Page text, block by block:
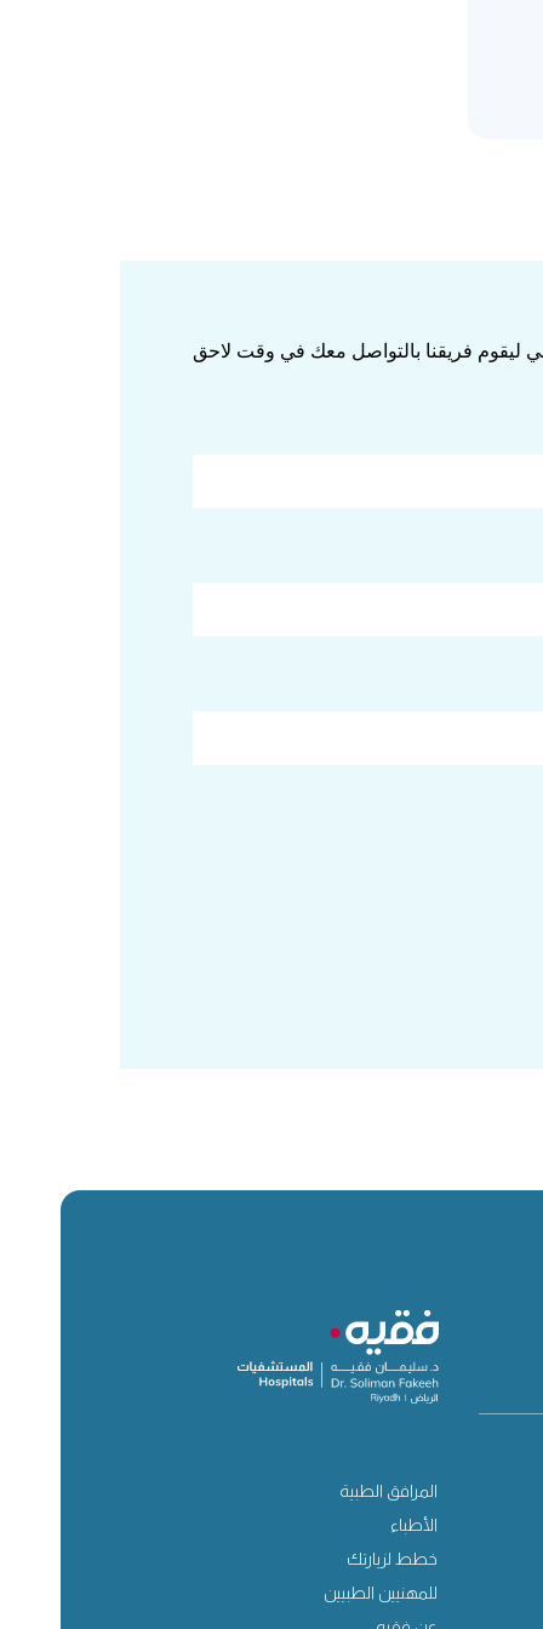
ليقوم فريقنا بالتواصل معك في وقت لاحق
المرافق الطبية
الأطباء
خطط لزيارتك
للمهنيين الطبيين